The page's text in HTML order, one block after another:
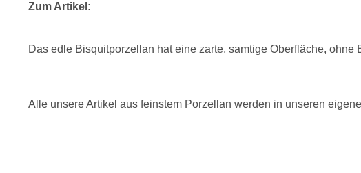
Zum Artikel:
Das edle Bisquitporzellan hat eine zarte, samtige Oberfläche,
Alle unsere Artikel aus feinstem Porzellan werden in unseren